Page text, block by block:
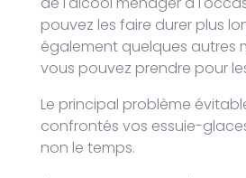
pouvez les faire durer plus
également quelques autres
vous pouvez prendre pour
Le principal problème
confrontés vos essuie-
non le temps.